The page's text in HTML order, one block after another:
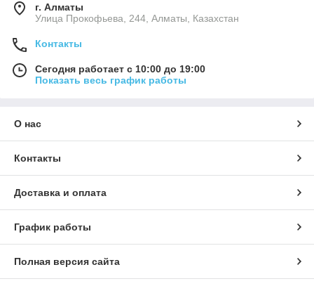
г. Алматы
​Улица Прокофьева, 244, Алматы, Казахстан
Контакты
Сегодня работает с 10:00 до 19:00
Показать весь график работы
О нас
Контакты
Доставка и оплата
График работы
Полная версия сайта